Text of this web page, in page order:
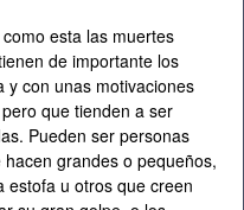
esta las muertes
de importante los
y con unas motivaciones
que tienden a ser
Pueden ser personas
grandes o pequeños,
estofa u otros que creen